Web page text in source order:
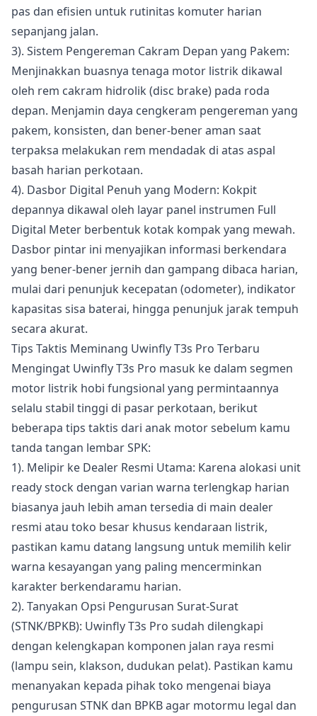
pas dan efisien untuk rutinitas komuter harian
sepanjang jalan.
3). Sistem Pengereman Cakram Depan yang Pakem:
Menjinakkan buasnya tenaga motor listrik dikawal
oleh rem cakram hidrolik (disc brake) pada roda
depan. Menjamin daya cengkeram pengereman yang
pakem, konsisten, dan bener-bener aman saat
terpaksa melakukan rem mendadak di atas aspal
basah harian perkotaan.
4). Dasbor Digital Penuh yang Modern: Kokpit
depannya dikawal oleh layar panel instrumen Full
Digital Meter berbentuk kotak kompak yang mewah.
Dasbor pintar ini menyajikan informasi berkendara
yang bener-bener jernih dan gampang dibaca harian,
mulai dari penunjuk kecepatan (odometer), indikator
kapasitas sisa baterai, hingga penunjuk jarak tempuh
secara akurat.
Tips Taktis Meminang Uwinfly T3s Pro Terbaru
Mengingat Uwinfly T3s Pro masuk ke dalam segmen
motor listrik hobi fungsional yang permintaannya
selalu stabil tinggi di pasar perkotaan, berikut
beberapa tips taktis dari anak motor sebelum kamu
tanda tangan lembar SPK:
1). Melipir ke Dealer Resmi Utama: Karena alokasi unit
ready stock dengan varian warna terlengkap harian
biasanya jauh lebih aman tersedia di main dealer
resmi atau toko besar khusus kendaraan listrik,
pastikan kamu datang langsung untuk memilih kelir
warna kesayangan yang paling mencerminkan
karakter berkendaramu harian.
2). Tanyakan Opsi Pengurusan Surat-Surat
(STNK/BPKB): Uwinfly T3s Pro sudah dilengkapi
dengan kelengkapan komponen jalan raya resmi
(lampu sein, klakson, dudukan pelat). Pastikan kamu
menanyakan kepada pihak toko mengenai biaya
pengurusan STNK dan BPKB agar motormu legal dan